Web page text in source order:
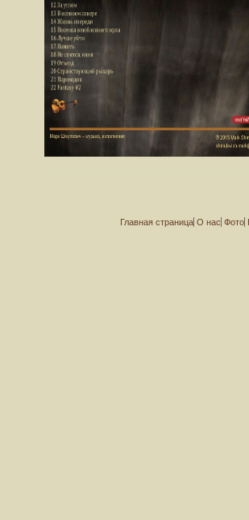
Главная страница О нас Фото